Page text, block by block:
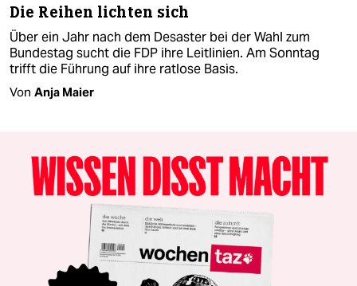
Die Reihen lichten sich
Über ein Jahr nach dem Desaster bei der Wahl zum
Bundestag sucht die FDP ihre Leitlinien. Am Sonntag
trifft die Führung auf ihre ratlose Basis.
Von Anja Maier